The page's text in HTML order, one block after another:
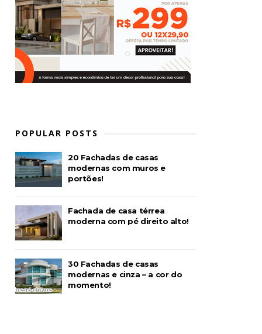
POPULAR POSTS
20 Fachadas de casas
modernas com muros e
portões!
Fachada de casa térrea
moderna com pé direito alto!
30 Fachadas de casas
modernas e cinza – a cor do
momento!